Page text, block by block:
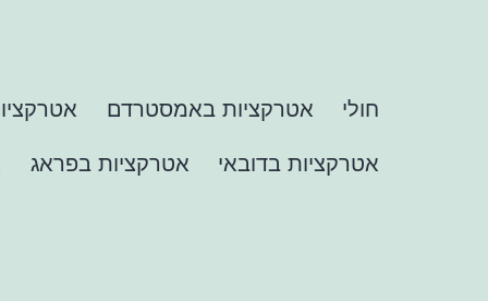
חולי אטרקציות באמסטרדם
אטרקציות בדובאי אטרקציות בפראג